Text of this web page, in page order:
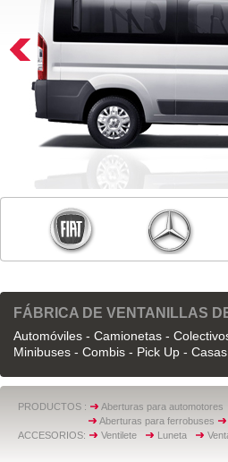
FÁBRICA DE VENTANILLAS
Automóviles - Camionetas -
Minibuses - Combis - Pick Up -
PRODUCTOS : Aberturas para automotores
Aberturas para ferrobuses
ACCESORIOS:
Ventilete Luneta